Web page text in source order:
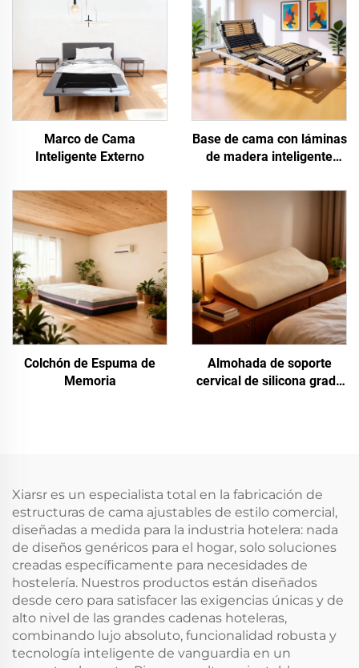
Marco de Cama
Inteligente Externo
Base de cama con láminas
de madera inteligente
Colchón de Espuma de
Memoria
Almohada de soporte
cervical de silicona grado
Xiarsr es un especialista total en la fabricación de
estructuras de cama ajustables de estilo comercial,
diseñadas a medida para la industria hotelera: nada
de diseños genéricos para el hogar, solo soluciones
creadas específicamente para necesidades de
hostelería. Nuestros productos están diseñados
desde cero para satisfacer las exigencias únicas y de
alto nivel de las grandes cadenas hoteleras,
combinando lujo absoluto, funcionalidad robusta y
tecnología inteligente de vanguardia en un